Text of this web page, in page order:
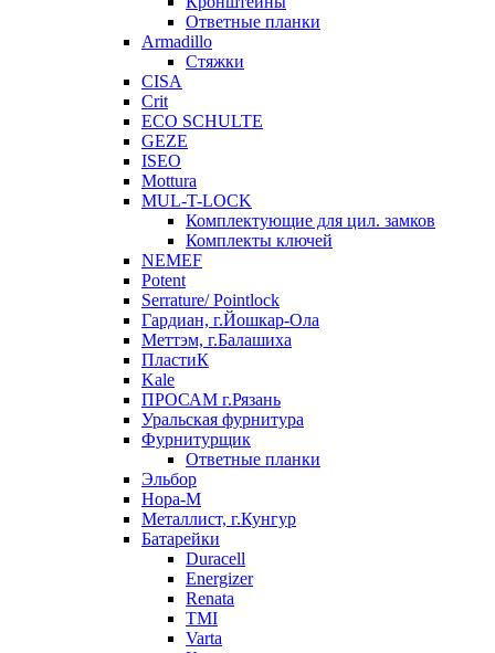
Ответные планки
Armadillo
Стяжки
CISA
Crit
ECO SCHULTE
GEZE
ISEO
Mottura
MUL-T-LOCK
Комплектующие для цил. замков
Комплекты ключей
NEMEF
Potent
Serrature/ Pointlock
Гардиан, г.Йошкар-Ола
Меттэм, г.Балашиха
ПластиК
Kale
ПРОСАМ г.Рязань
Уральская фурнитура
Фурнитурщик
Ответные планки
Эльбор
Нора-М
Металлист, г.Кунгур
Батарейки
Duracell
Energizer
Renata
TMI
Varta